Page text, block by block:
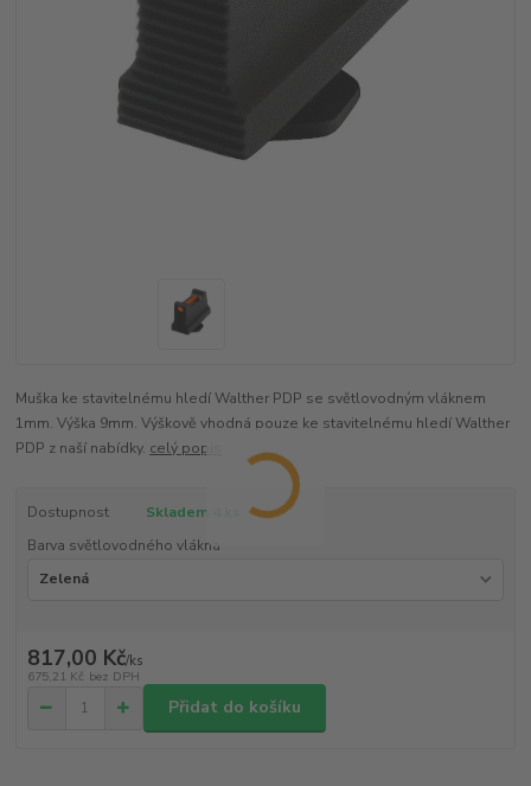
Muška ke stavitelnému hledí Walther PDP se světlovodným vláknem
1mm. Výška 9mm. Výškově vhodná pouze ke stavitelnému hledí Walther
PDP z naší nabídky. celý popis
Dostupnost
Skladem 4 ks
Barva světlovodného vlákna
817,00 Kč/ks
675,21 Kč bez DPH
Přidat do košíku